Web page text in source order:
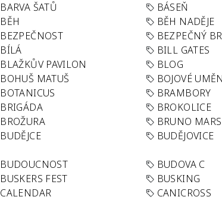
BARVA ŠATŮ BÁSEŇ
BĚH BĚH NADĚJE
BEZPEČNOST BEZPEČNÝ
BÍLÁ BILL GATES
BLAŽKŮV PAVILON BLOG
BOHUŠ MATUŠ BOJOVÉ
BOTANICUS BRAMBORY
BRIGÁDA BROKOLICE
BROŽURA BRUNO MARS
BUDĚJCE BUDĚJOVICE
BUDOUCNOST BUDOVA C
BUSKERS FEST BUSKING
CALENDAR CANICROSS